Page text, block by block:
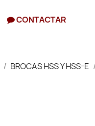
CONTACTAR
BROCAS HSS Y HSS-E